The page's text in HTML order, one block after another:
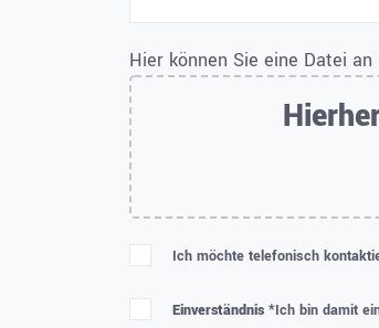
Hier können Sie eine Datei
Ich möchte telefonisch
Einverständnis *Ich bin damit